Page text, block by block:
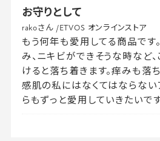
お守りとして
rakoさん /ETVOS オンラインストア
もう何年も愛用してる商品です
み、ニキビができそうな時など
けると落ち着きます。痒みも落
感肌の私にはなくてはならない
らもずっと愛用していきたいです